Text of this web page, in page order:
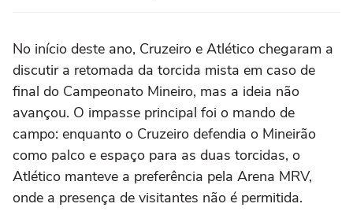
No início deste ano, Cruzeiro e Atlético chegaram a
discutir a retomada da torcida mista em caso de
final do Campeonato Mineiro, mas a ideia não
avançou. O impasse principal foi o mando de
campo: enquanto o Cruzeiro defendia o Mineirão
como palco e espaço para as duas torcidas, o
Atlético manteve a preferência pela Arena MRV,
onde a presença de visitantes não é permitida.